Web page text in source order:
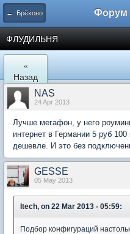
← Брёхово
ФЛУДИЛЬНЯ
«
Назад
NAS
24 Apr 2013
Лучше мегафон, у него
интернет в Германии 5 руб
дешевле. И это без
GESSE
05 May 2013
Itech, on 22 Mar 2013 - 05:59:
Подбор конфигураций